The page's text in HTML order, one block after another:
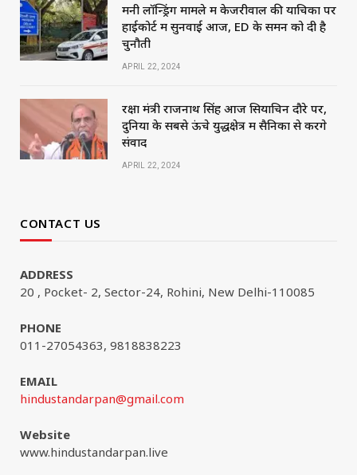
मनी लॉन्ड्रिंग मामले में केजरीवाल की याचिका पर
हाईकोर्ट में सुनवाई आज, ED के समन को दी है
चुनौती
APRIL 22, 2024
रक्षा मंत्री राजनाथ सिंह आज सियाचिन दौरे पर,
दुनिया के सबसे ऊंचे युद्धक्षेत्र में सैनिकों से करेंगे
संवाद
APRIL 22, 2024
CONTACT US
ADDRESS
20 , Pocket- 2, Sector-24, Rohini, New Delhi-110085
PHONE
011-27054363, 9818838223
EMAIL
hindustandarpan@gmail.com
Website
www.hindustandarpan.live